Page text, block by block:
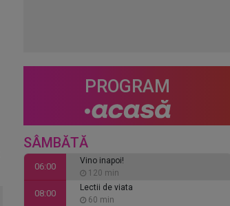
PROGRAM
SÂMBĂTĂ
06:00
Vino inapoi!
120 min
08:00
Lectii de viata
60 min